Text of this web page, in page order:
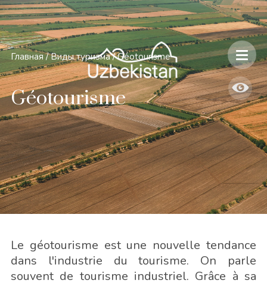
Главная / Виды туризма / Géotourisme
Géotourisme
Le géotourisme est une nouvelle tendance
dans l'industrie du tourisme. On parle
souvent de tourisme industriel. Grâce à sa